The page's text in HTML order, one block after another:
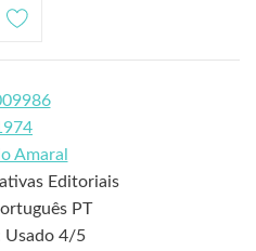
Amaral
Editoriais
PT
Usado 4/5